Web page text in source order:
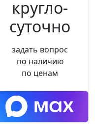
кругло­
суточно
задать вопрос
по наличию
по ценам